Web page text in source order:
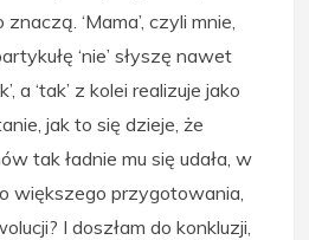
‘Mama’, czyli mnie,
‘nie’ słyszę nawet
a ‘tak’ z kolei realizuje jako
jak to się dzieje, że
tak ładnie mu się udała, w
większego przygotowania,
I doszłam do konkluzji,